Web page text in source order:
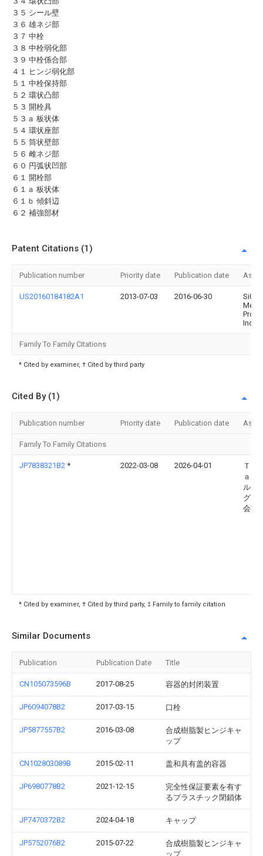
３５ シール壁
３６ 雄ネジ部
３７ 中栓
３８ 中栓弱化部
３９ 中栓係合部
４１ ヒンジ弱化部
５１ 中栓保持部
５２ 環状凸部
５３ 開栓具
５３ａ 板状体
５４ 環状座部
５５ 筒状壁部
５６ 雌ネジ部
６０ 円弧状凹部
６１ 開栓部
６１ａ 板状体
６１ｂ 傾斜辺
６２ 補強部材
Patent Citations (1)
Publication number Priority date Publication date
US20160184182A1 2013-07-03 2016-06-30
Si02
Inc.
Family To Family Citations
* Cited by examiner, † Cited by third party
Cited By (1)
Publication number Priority date Publication date
Family To Family Citations
JP7838321B2 * 2022-03-08 2026-04-01
Ｔｏ
ａｎ
ルデ
グス
会社
* Cited by examiner, † Cited by third party, ‡ Family to family citation
Similar Documents
Publication Publication Date Title
CN105073596B 2017-08-25 容器的封闭装置
JP6094078B2 2017-03-15 口栓
JP5877557B2 2016-03-08
合成樹脂製ヒンジキャ
ップ
CN102803089B 2015-02-11 盖和具有盖的容器
JP6980778B2 2021-12-15
完全性保証要素を有す
るプラスチック閉鎖体
JP7470372B2 2024-04-18 キャップ
JP5752076B2 2015-07-22
合成樹脂製ヒンジキャ
ップ